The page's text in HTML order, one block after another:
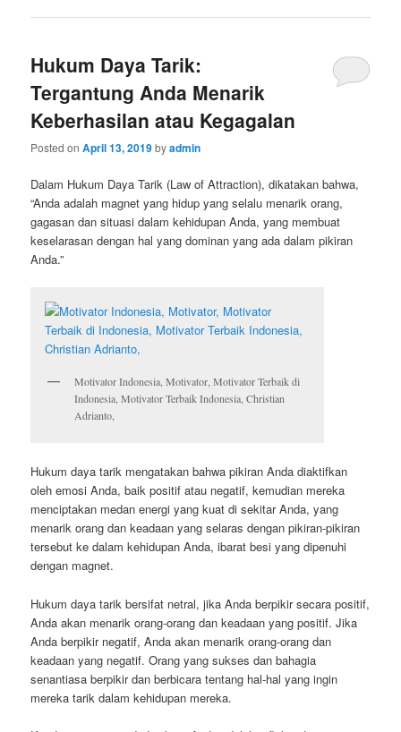
Hukum Daya Tarik:
Tergantung Anda Menarik
Keberhasilan atau Kegagalan
Posted onApril 13, 2019byadmin
Dalam Hukum Daya Tarik (Law of Attraction), dikatakan bahwa,
“Anda adalah magnet yang hidup yang selalu menarik orang,
gagasan dan situasi dalam kehidupan Anda, yang membuat
keselarasan dengan hal yang dominan yang ada dalam pikiran
Anda.”
Motivator Indonesia, Motivator, Motivator Terbaik di
Indonesia, Motivator Terbaik Indonesia, Christian
Adrianto,
Hukum daya tarik mengatakan bahwa pikiran Anda diaktifkan
oleh emosi Anda, baik positif atau negatif, kemudian mereka
menciptakan medan energi yang kuat di sekitar Anda, yang
menarik orang dan keadaan yang selaras dengan pikiran-pikiran
tersebut ke dalam kehidupan Anda, ibarat besi yang dipenuhi
dengan magnet.
Hukum daya tarik bersifat netral, jika Anda berpikir secara positif,
Anda akan menarik orang-orang dan keadaan yang positif. Jika
Anda berpikir negatif, Anda akan menarik orang-orang dan
keadaan yang negatif. Orang yang sukses dan bahagia
senantiasa berpikir dan berbicara tentang hal-hal yang ingin
mereka tarik dalam kehidupan mereka.